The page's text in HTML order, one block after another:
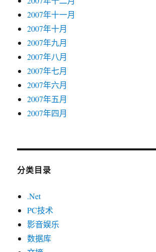
2007年十一月
2007年十月
2007年九月
2007年八月
2007年七月
2007年六月
2007年五月
2007年四月
分类目录
.Net
PC技术
影音娱乐
数据库